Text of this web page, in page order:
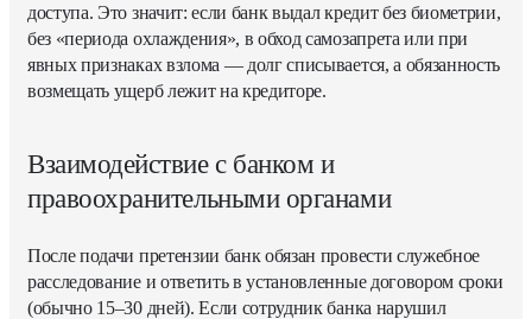
доступа. Это значит: если банк выдал кредит без биометрии,
без «периода охлаждения», в обход самозапрета или при
явных признаках взлома — долг списывается, а обязанность
возмещать ущерб лежит на кредиторе.
Взаимодействие с банком и
правоохранительными органами
После подачи претензии банк обязан провести служебное
расследование и ответить в установленные договором сроки
(обычно 15–30 дней). Если сотрудник банка нарушил